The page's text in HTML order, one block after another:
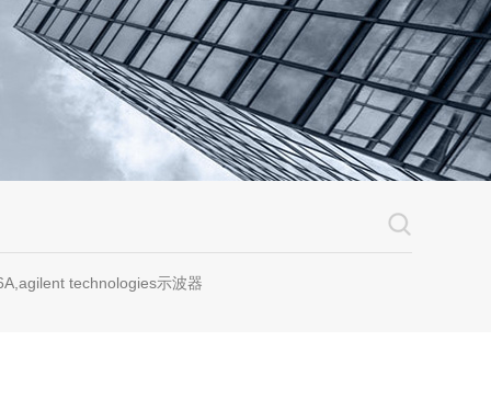
technologies示波器